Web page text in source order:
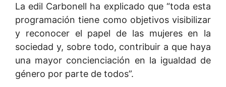
La edil Carbonell ha explicado que “toda esta
programación tiene como objetivos visibilizar
y reconocer el papel de las mujeres en la
sociedad y, sobre todo, contribuir a que haya
una mayor concienciación en la igualdad de
género por parte de todos”.